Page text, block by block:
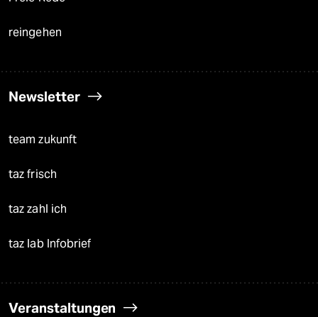
reingehen
Newsletter
team zukunft
taz frisch
taz zahl ich
taz lab Infobrief
Veranstaltungen